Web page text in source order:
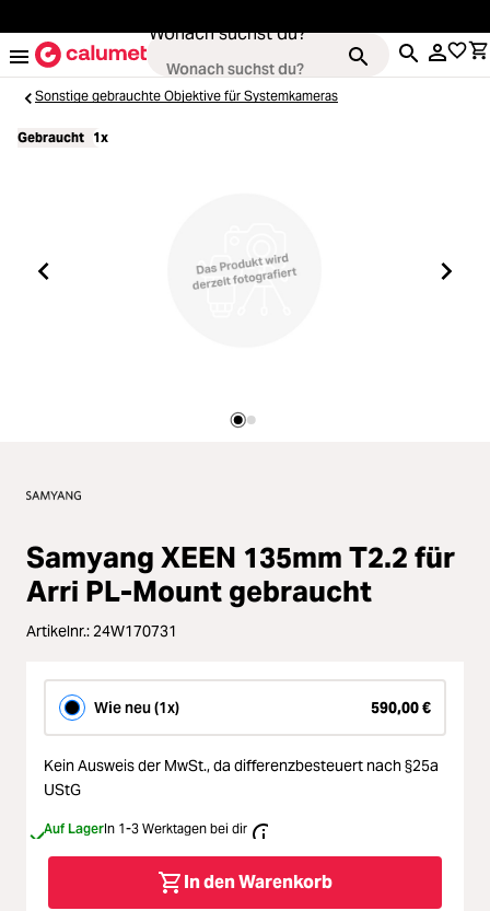
Wonach suchst du?
Video & Drohnen
Zubehör
Licht & Studio
Bildbearbeitung
Ferngläser
Second Hand
SALE
Sonstige gebrauchte Objektive für Systemkameras
Gebraucht 1x
Samyang XEEN 135mm T2.2 für
Arri PL-Mount gebraucht
Artikelnr.:24W170731
Wie neu (1x) 590,00 €
Kein Ausweis der MwSt.,da differenzbesteuert nach §25a
UStG
Auf LagerIn 1-3 Werktagen bei dir
In den Warenkorb